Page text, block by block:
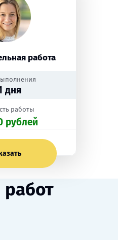
работа
дня
работы
рублей